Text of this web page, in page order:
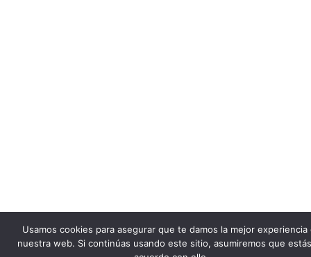
Usamos cookies para asegurar que te damos la mejor experiencia
nuestra web. Si continúas usando este sitio, asumiremos que